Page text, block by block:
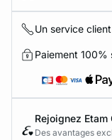
Un service
Paiement 100%
Rejoignez Etam
Des avantages